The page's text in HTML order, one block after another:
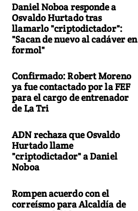
Daniel Noboa responde a
Osvaldo Hurtado tras
llamarlo "criptodictador":
"Sacan de nuevo al cadáver en
formol"
Confirmado: Robert Moreno
ya fue contactado por la FEF
para el cargo de entrenador
de La Tri
ADN rechaza que Osvaldo
Hurtado llame
"criptodictador" a Daniel
Noboa
Rompen acuerdo con el
correísmo para Alcaldía de